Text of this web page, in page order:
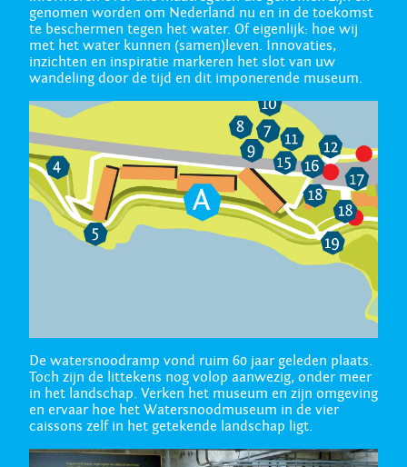
genomen worden om Nederland nu en in de toekomst
te beschermen tegen het water. Of eigenlijk: hoe wij
met het water kunnen (samen)leven. Innovaties,
inzichten en inspiratie markeren het slot van uw
wandeling door de tijd en dit imponerende museum.
De watersnoodramp vond ruim 60 jaar geleden plaats.
Toch zijn de littekens nog volop aanwezig, onder meer
in het landschap. Verken het museum en zijn omgeving
en ervaar hoe het Watersnoodmuseum in de vier
caissons zelf in het getekende landschap ligt.